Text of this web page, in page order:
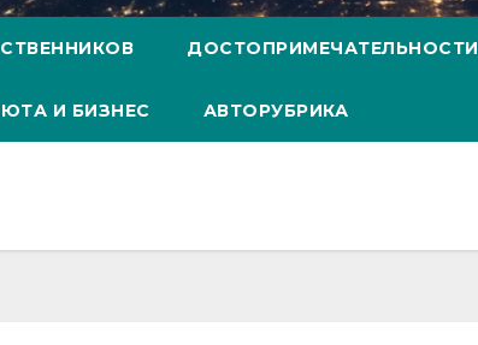
ДОСТОПРИМЕЧАТЕЛЬНОСТИ
И БИЗНЕС АВТОРУБРИКА